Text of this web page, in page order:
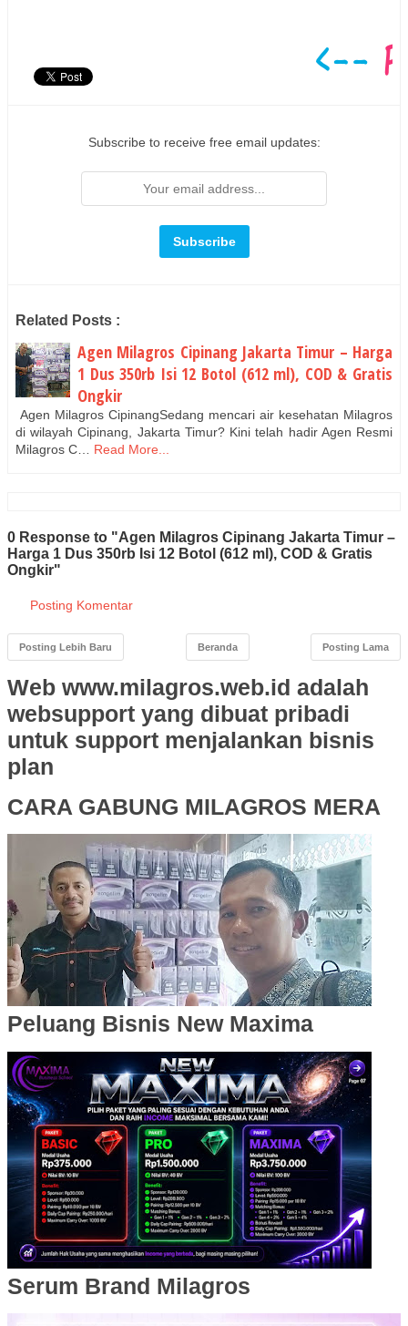
Subscribe to receive free email updates:
Related Posts :
Agen Milagros Cipinang Jakarta Timur – Harga
1 Dus 350rb Isi 12 Botol (612 ml), COD & Gratis
Ongkir
Agen Milagros CipinangSedang mencari air kesehatan Milagros
di wilayah Cipinang, Jakarta Timur? Kini telah hadir Agen Resmi
Milagros C…
Read More...
0 Response to "Agen Milagros Cipinang Jakarta Timur –
Harga 1 Dus 350rb Isi 12 Botol (612 ml), COD & Gratis
Ongkir"
Posting Komentar
Posting Lebih Baru Posting Lama
Beranda
Web www.milagros.web.id adalah
websupport yang dibuat pribadi
untuk support menjalankan bisnis
plan
CARA GABUNG MILAGROS MERA
Peluang Bisnis New Maxima
Serum Brand Milagros